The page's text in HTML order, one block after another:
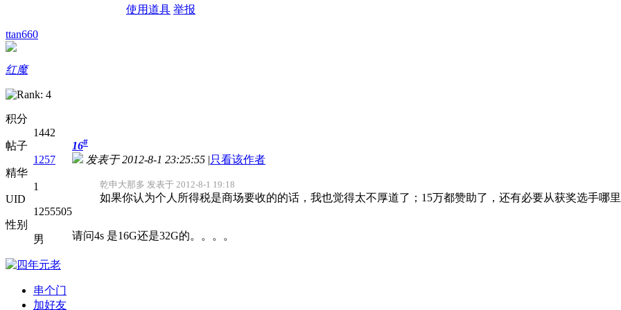
使用道具 举报
ttan660
红魔
积分
1442
帖子
1257
精华
1
UID
1255505
性别
男
串个门
加好友
16#
发表于 2012-8-1 23:25:55 |只看该作者
乾申大那多 发表于 2012-8-1 19:18
如果你认为个人所得税是商场要收的的话，我也觉得太不厚道了；15万都赞助了，还有必要从获奖选手哪
请问4s 是16G还是32G的。。。。